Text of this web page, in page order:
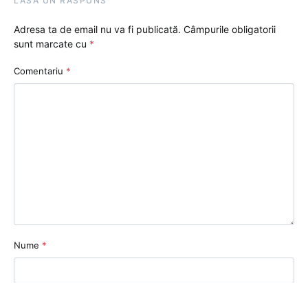
Adresa ta de email nu va fi publicată. Câmpurile obligatorii
sunt marcate cu *
Comentariu *
Nume *